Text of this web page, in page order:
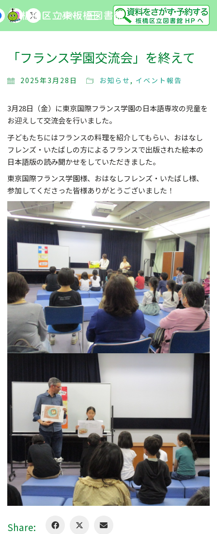
MENU
「フランス学園交流会」を終えて
2025年3月28日 お知らせ , イベント報告
3月28日（金）に東京国際フランス学園の日本語専攻の児童を
お迎えして交流会を行いました。
子どもたちにはフランスの料理を紹介してもらい、おはなし
フレンズ・いたばしの方によるフランスで出版された絵本の
日本語版の読み聞かせをしていただきました。
東京国際フランス学園様、おはなしフレンズ・いたばし様、
参加してくださった皆様ありがとうございました！
Share: